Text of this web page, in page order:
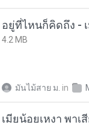
อยู่ที่ไหนก็คิดถึง -
4.2 MB
มันไม้สาย ม. in